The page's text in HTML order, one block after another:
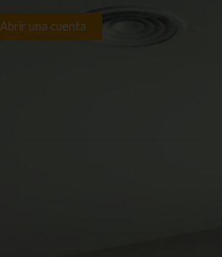
Abrir una cuenta